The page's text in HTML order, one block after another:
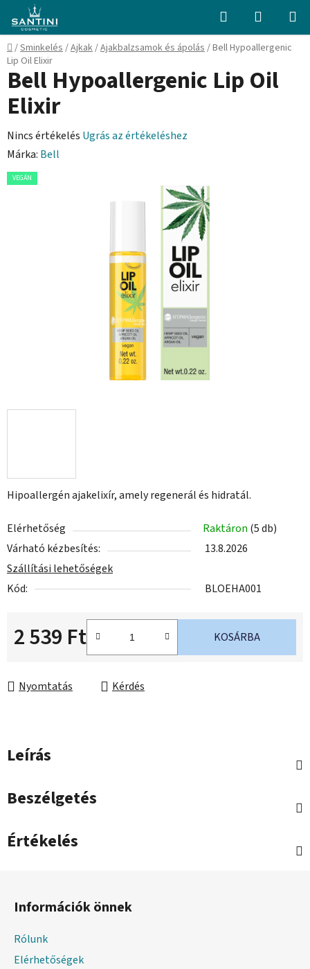
fő
tartalomhoz
Keresés KOSÁR
Kezdőlap
/Sminkelés/Ajkak/Ajakbalzsamok és ápolás/Bell Hypoallergenic
Lip Oil Elixir
Hipoallergén ajakelixír, amely regenerál és hidratál.
Elérhetőség Raktáron (5 db)
Várható kézbesítés:
13.8.2026
Szállítási lehetőségek
Kód:
BLOEHA001
2 539 Ft KOSÁRBA
Nyomtatás Kérdés
Bell Hypoallergenic Lip Oil
Elixir
A
termék
átlagos
Nincs értékelés Ugrás az értékeléshez
Márka: Bell
VEGÁN
Leírás
Beszélgetés
Értékelés
Információk önnek
Rólunk
Elérhetőségek